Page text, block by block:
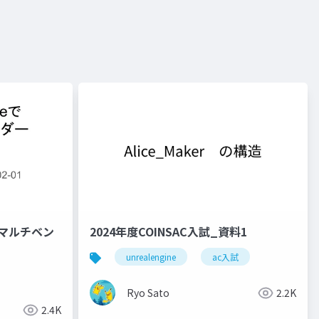
ルチベン
2.4K
2024年度COINSAC入試_資料1
unrealengine ac入試
Ryo Sato 2.2K